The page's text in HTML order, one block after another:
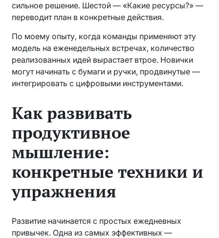
сильное решение. Шестой — «Какие ресурсы?» —
переводит план в конкретные действия.
По моему опыту, когда команды применяют эту
модель на еженедельных встречах, количество
реализованных идей вырастает втрое. Новички
могут начинать с бумаги и ручки, продвинутые —
интегрировать с цифровыми инструментами.
Как развивать
продуктивное
мышление:
конкретные техники и
упражнения
Развитие начинается с простых ежедневных
привычек. Одна из самых эффективных —